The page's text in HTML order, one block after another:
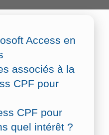
Access en
associés à la
CPF pour
CPF pour
quel intérêt ?